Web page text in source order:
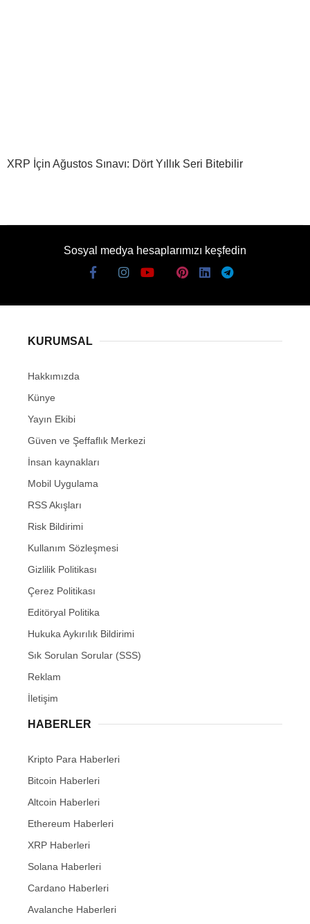
XRP İçin Ağustos Sınavı: Dört Yıllık Seri Bitebilir
Sosyal medya hesaplarımızı keşfedin
KURUMSAL
Hakkımızda
Künye
Yayın Ekibi
Güven ve Şeffaflık Merkezi
İnsan kaynakları
Mobil Uygulama
RSS Akışları
Risk Bildirimi
Kullanım Sözleşmesi
Gizlilik Politikası
Çerez Politikası
Editöryal Politika
Hukuka Aykırılık Bildirimi
Sık Sorulan Sorular (SSS)
Reklam
İletişim
HABERLER
Kripto Para Haberleri
Bitcoin Haberleri
Altcoin Haberleri
Ethereum Haberleri
XRP Haberleri
Solana Haberleri
Cardano Haberleri
Avalanche Haberleri